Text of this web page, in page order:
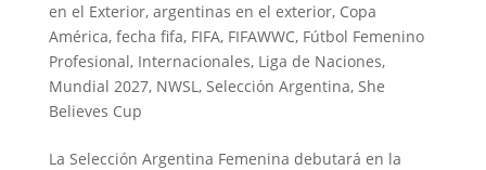
en el Exterior, argentinas en el exterior, Copa
América, fecha fifa, FIFA, FIFAWWC, Fútbol Femenino
Profesional, Internacionales, Liga de Naciones,
Mundial 2027, NWSL, Selección Argentina, She
Believes Cup
La Selección Argentina Femenina debutará en la